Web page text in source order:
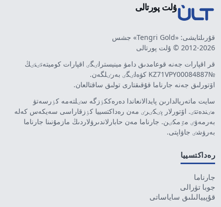
ۇلت پورتالى
قۇرىلتايشى: «Tengri Gold» جشس
2012-2026 © ۇلت پورتالى
قر اقپارات جەنە قوعامدىق دامۋ مينيسترلٸگٸ اقپارات كوميتەتٸنٸڭ
№KZ71VPY00084887 كۋەلٸگٸ بەرٸلگەن.
اۆتورلىق جەنە جارناما قۇقىقتارى تولىق ساقتالعان.
سايت ماتەريالدارىن پايدالانعاندا دەرەككٶزگە سٸلتەمە كٶرسەتۋ
مٸندەتتٸ. اۆتورلار پٸكٸرٸ مەن رەداكتسييا كٶزقاراسى سەيكەس كەلە
بەرمەۋٸ مٷمكٸن. جارناما مەن حابارلاندىرۋلاردىڭ مازمۇنىنا جارناما
بەرۋشٸ جاۋاپتى.
رەداكتسييا
جارناما
جوبا تۋرالى
قۇپييالىلىق ساياساتى